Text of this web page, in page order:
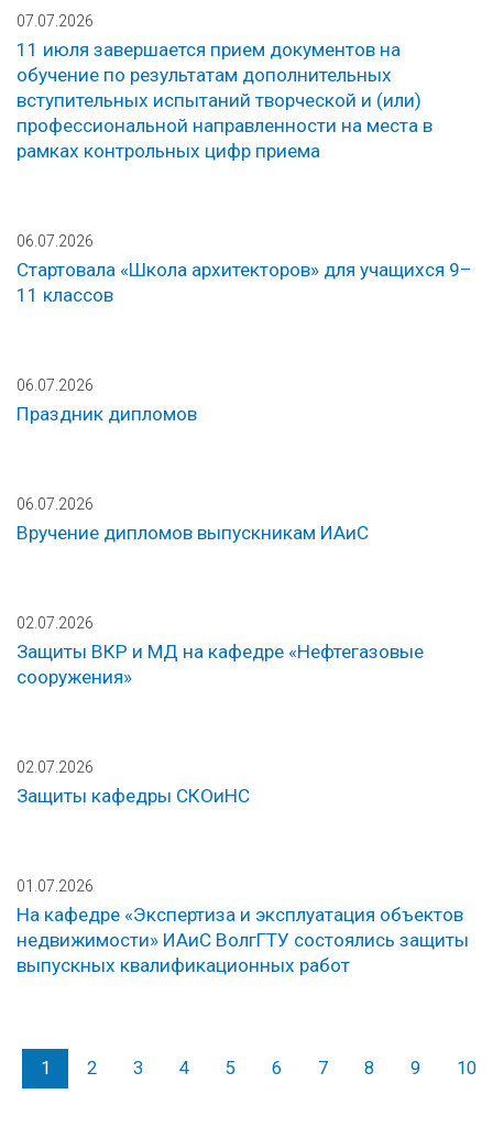
07.07.2026
11 июля завершается прием документов на
обучение по результатам дополнительных
вступительных испытаний творческой и (или)
профессиональной направленности на места в
рамках контрольных цифр приема
06.07.2026
Стартовала «Школа архитекторов» для учащихся 9–
11 классов
06.07.2026
Праздник дипломов
06.07.2026
Вручение дипломов выпускникам ИАиС
02.07.2026
Защиты ВКР и МД на кафедре «Нефтегазовые
сооружения»
02.07.2026
Защиты кафедры СКОиНС
01.07.2026
На кафедре «Экспертиза и эксплуатация объектов
недвижимости» ИАиС ВолгГТУ состоялись защиты
выпускных квалификационных работ
1 2 3 4 5 6 7 8 9 10